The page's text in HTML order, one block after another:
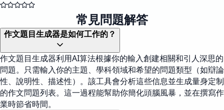
常見問題解答
作文題目生成器是如何工作的？
作文題目生成器利用AI算法根據你的輸入創建相關和引人深思的
問題。只需輸入你的主題、學科領域和希望的問題類型（如辯論
性、說明性、描述性）。該工具會分析這些信息並生成量身定制
的作文問題列表。這一過程能幫助你簡化頭腦風暴，並在撰寫作
業時節省時間。